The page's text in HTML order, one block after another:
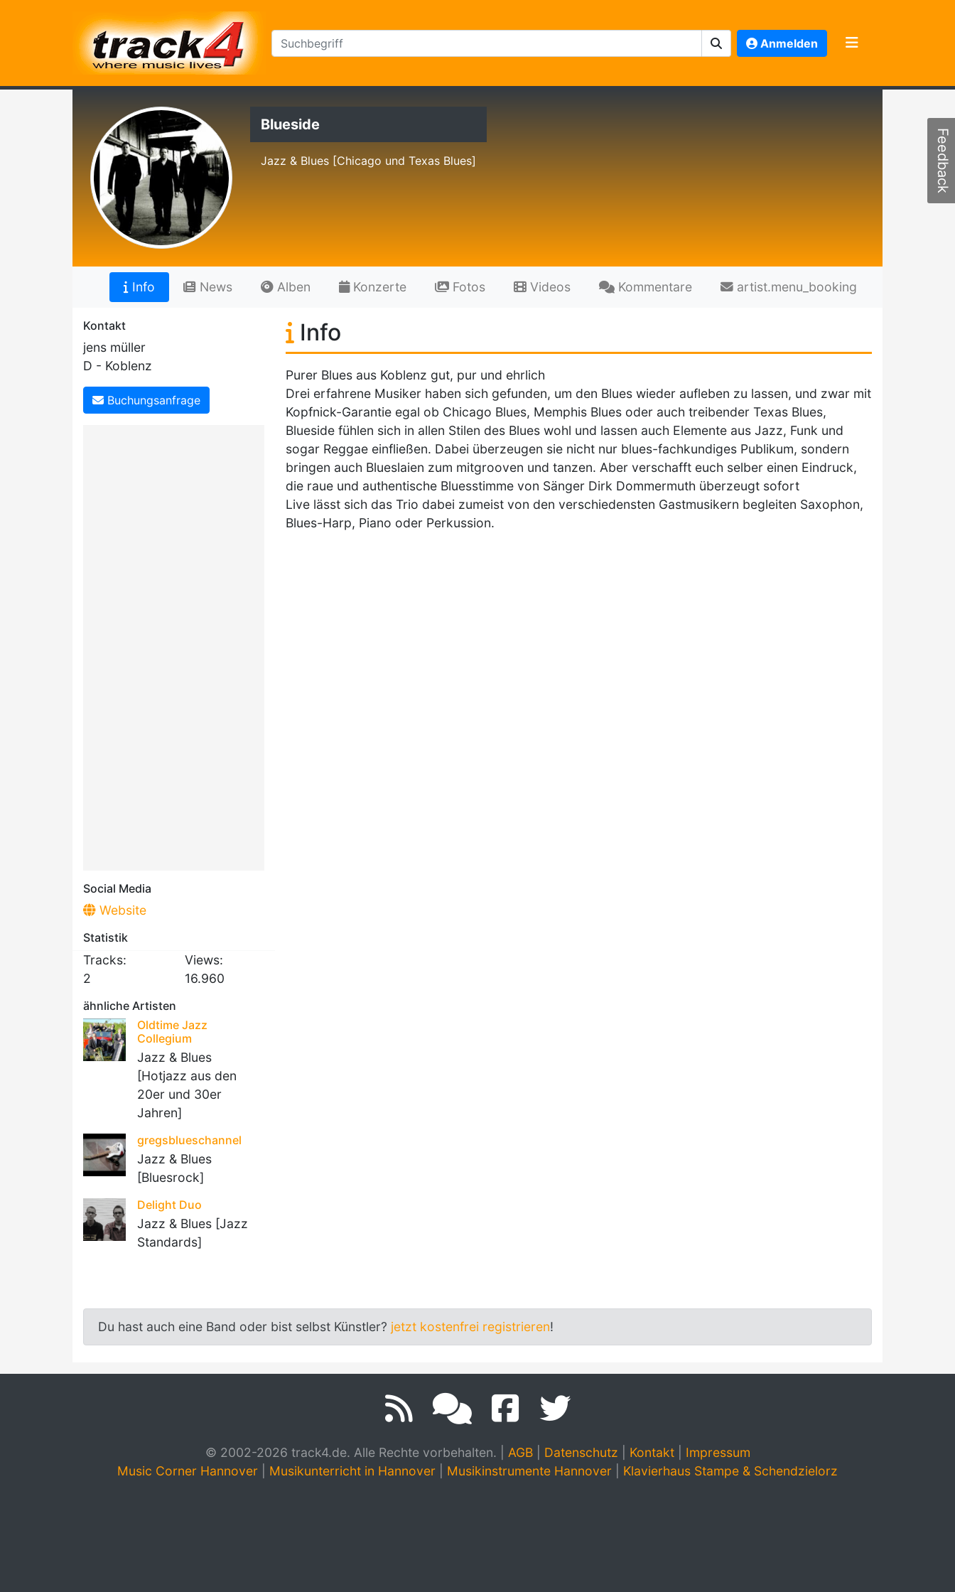
Anmelden
Blueside
Jazz & Blues [Chicago und Texas Blues]
Info News Alben Konzerte Fotos Videos Kommentare artist.menu_booking
Kontakt
jens müller
D - Koblenz
Buchungsanfrage
Social Media
Website
Statistik
Tracks:
2
Views:
16.960
ähnliche Artisten
Oldtime Jazz
Collegium
Jazz & Blues
[Hotjazz aus den
20er und 30er
Jahren]
gregsblueschannel
Jazz & Blues
[Bluesrock]
Delight Duo
Jazz & Blues [Jazz
Standards]
Info
Purer Blues aus Koblenz gut, pur und ehrlich
Drei erfahrene Musiker haben sich gefunden, um den Blues wieder aufleben zu lassen, und zwar mit
Kopfnick-Garantie egal ob Chicago Blues, Memphis Blues oder auch treibender Texas Blues,
Blueside fühlen sich in allen Stilen des Blues wohl und lassen auch Elemente aus Jazz, Funk und
sogar Reggae einfließen. Dabei überzeugen sie nicht nur blues-fachkundiges Publikum, sondern
bringen auch Blueslaien zum mitgrooven und tanzen. Aber verschafft euch selber einen Eindruck,
die raue und authentische Bluesstimme von Sänger Dirk Dommermuth überzeugt sofort
Live lässt sich das Trio dabei zumeist von den verschiedensten Gastmusikern begleiten Saxophon,
Blues-Harp, Piano oder Perkussion.
Du hast auch eine Band oder bist selbst Künstler? jetzt kostenfrei registrieren!
© 2002-2026 track4.de. Alle Rechte vorbehalten. AGB| Datenschutz Kontakt| Impressum
Music Corner Hannover
Musikunterricht in Hannover Musikinstrumente Hannover Klavierhaus Stampe & Schendzielorz
Feedback